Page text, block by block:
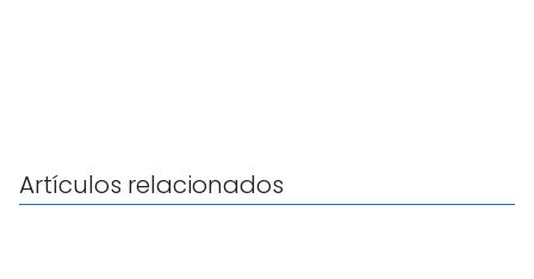
Artículos relacionados